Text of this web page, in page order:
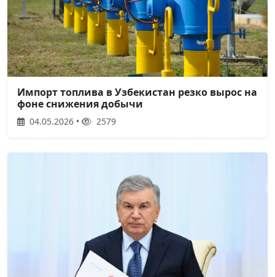
Импорт топлива в Узбекистан резко вырос на
фоне снижения добычи
04.05.2026 • 2579